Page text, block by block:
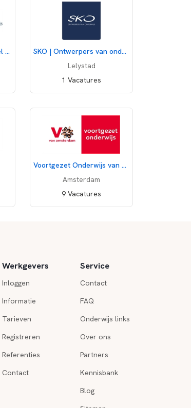
ZAAM - Interconfessioneel voortgezet onderwijs
SKO | Ontwerpers van onderwijs
Lelystad
1 Vacatures
Voortgezet Onderwijs van Amsterdam
Amsterdam
9 Vacatures
Werkgevers
Inloggen
Informatie
Tarieven
Registreren
Referenties
Contact
Service
Contact
FAQ
Onderwijs links
Over ons
Partners
Kennisbank
Blog